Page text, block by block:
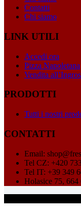
Contatti
Chi siamo
LINK UTILI
Accedi ora
Pizza Napoletana
Vendita
PRODOTTI
Tutti i nostri
CONTATTI
Email:
Tel CZ: +420
Tel IT: +39 349
Holasice 75, 664